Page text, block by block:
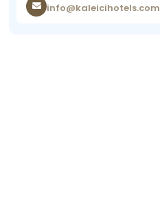
info@kaleicihotels.com